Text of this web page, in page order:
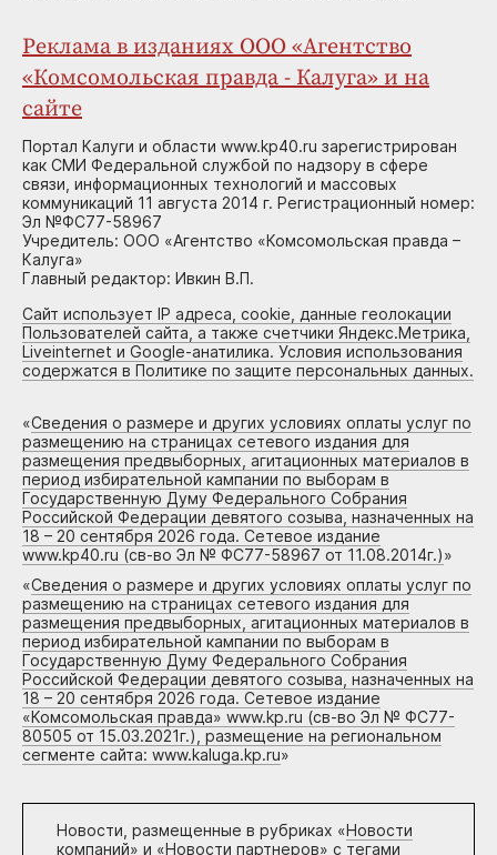
Реклама в изданиях ООО «Агентство
«Комсомольская правда - Калуга» и на
сайте
Портал Калуги и области www.kp40.ru зарегистрирован
как СМИ Федеральной службой по надзору в сфере
связи, информационных технологий и массовых
коммуникаций 11 августа 2014 г. Регистрационный номер:
Эл №ФС77-58967
Учредитель: ООО «Агентство «Комсомольская правда –
Калуга»
Главный редактор: Ивкин В.П.
Сайт использует IP адреса, cookie, данные геолокации
Пользователей сайта, а также счетчики Яндекс.Метрика,
Liveinternet и Google-анатилика. Условия использования
содержатся в Политике по защите персональных данных.
«Сведения о размере и других условиях оплаты услуг по
размещению на страницах сетевого издания для
размещения предвыборных, агитационных материалов в
период избирательной кампании по выборам в
Государственную Думу Федерального Собрания
Российской Федерации девятого созыва, назначенных на
18 – 20 сентября 2026 года. Сетевое издание
www.kp40.ru (св-во Эл № ФС77-58967 от 11.08.2014г.)»
«Сведения о размере и других условиях оплаты услуг по
размещению на страницах сетевого издания для
размещения предвыборных, агитационных материалов в
период избирательной кампании по выборам в
Государственную Думу Федерального Собрания
Российской Федерации девятого созыва, назначенных на
18 – 20 сентября 2026 года. Сетевое издание
«Комсомольская правда» www.kp.ru (св-во Эл № ФС77-
80505 от 15.03.2021г.), размещение на региональном
сегменте сайта: www.kaluga.kp.ru»
Новости, размещенные в рубриках «Новости
компаний» и «Новости партнеров» с тегами